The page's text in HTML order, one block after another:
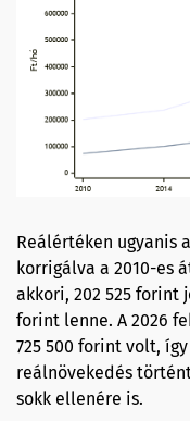
Reálértéken ugyanis
korrigálva a 2010-es
akkori, 202 525 forint
forint lenne. A 2026
725 500 forint volt,
reálnövekedés
sokk ellenére is.